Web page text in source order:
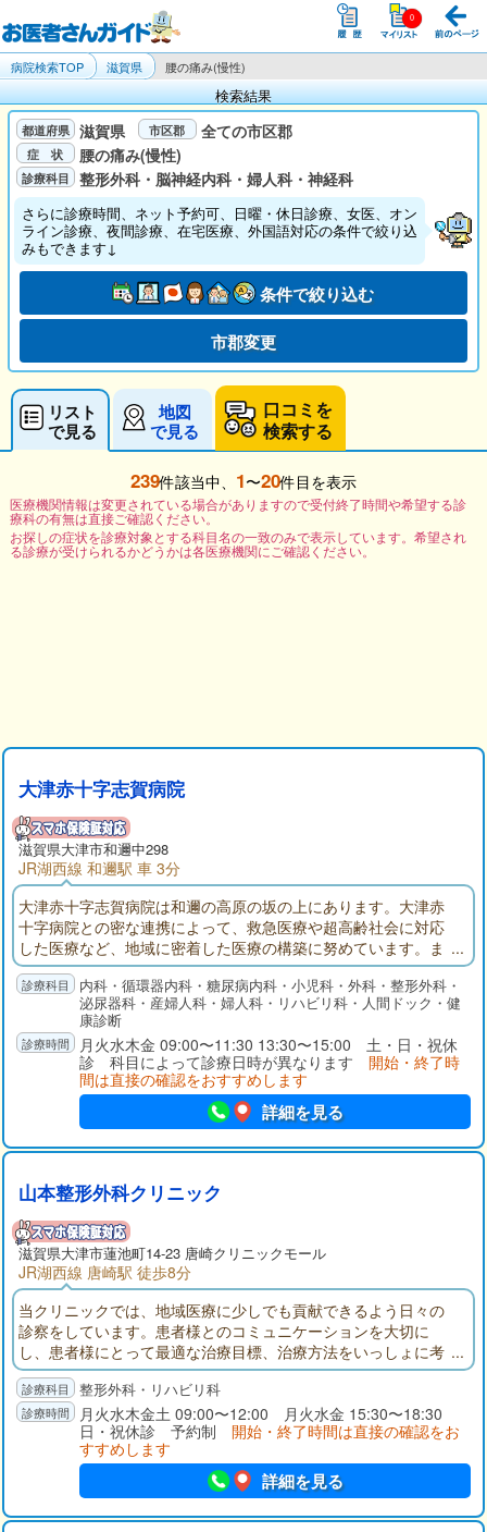
病院検索TOP 滋賀県 腰の痛み(慢性)
検索結果
滋賀県
全ての市区郡
腰の痛み(慢性)
整形外科・脳神経内科・婦人科・神経科
さらに診療時間、ネット予約可、日曜・休日診療、女医、オン
ライン診療、夜間診療、在宅医療、外国語対応の条件で絞り込
みもできます↓
条件で絞り込む
市郡変更
リスト
で見る
地図
で見る
口コミを
検索する
239件該当中、 1〜20件目を表示
医療機関情報は変更されている場合がありますので受付終了時間や希望する診
療科の有無は直接ご確認ください。
お探しの症状を診療対象とする科目名の一致のみで表示しています。希望され
る診療が受けられるかどうかは各医療機関にご確認ください。
大津赤十字志賀病院
滋賀県大津市和邇中298
JR湖西線 和邇駅 車 3分
大津赤十字志賀病院は和邇の高原の坂の上にあります。大津赤
十字病院との密な連携によって、救急医療や超高齢社会に対応
した医療など、地域に密着した医療の構築に努めています。ま
た、地域の皆さんの健康増進と病気の早期発見などの予防医学
を推し進め、早期治療に寄与するとともに、療養型病床と地域
包括ケア病床を設けることで、命を尊び、心のケアまでを考え
た生涯医療と生涯看護の提供に努めています。
内科・循環器内科・糖尿病内科・小児科・外科・整形外科・
泌尿器科・産婦人科・婦人科・リハビリ科・人間ドック・健
康診断
月火水木金 09:00〜11:30 13:30〜15:00 土・日・祝休
診 科目によって診療日時が異なります 開始・終了時
間は直接の確認をおすすめします
詳細を見る
山本整形外科クリニック
滋賀県大津市蓮池町14-23 唐崎クリニックモール
JR湖西線 唐崎駅 徒歩8分
当クリニックでは、地域医療に少しでも貢献できるよう日々の
診察をしています。患者様とのコミュニケーションを大切に
し、患者様にとって最適な治療目標、治療方法をいっしょに考
えたいと思います。患者様に納得して治療を受けて頂けるよ
う、わかりやすく説明させて頂くことを大事にしています。
整形外科・リハビリ科
月火水木金土 09:00〜12:00 月火水金 15:30〜18:30
日・祝休診 予約制 開始・終了時間は直接の確認をお
すすめします
詳細を見る